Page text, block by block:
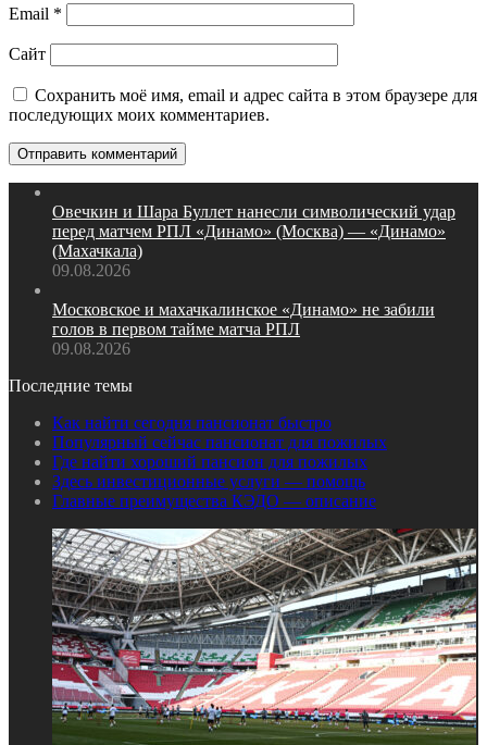
Email *
Сайт
Сохранить моё имя, email и адрес сайта в этом браузере для
последующих моих комментариев.
Овечкин и Шара Буллет нанесли символический удар
перед матчем РПЛ «Динамо» (Москва) — «Динамо»
(Махачкала)
09.08.2026
Московское и махачкалинское «Динамо» не забили
голов в первом тайме матча РПЛ
09.08.2026
Последние темы
Как найти сегодня пансионат быстро
Популярный сейчас пансионат для пожилых
Где найти хороший пансион для пожилых
Здесь инвестиционные услуги — помощь
Главные преимущества КЭДО — описание